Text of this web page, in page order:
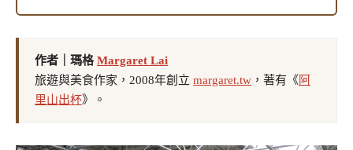
作者｜瑪格Margaret Lai
旅遊與美食作家，2008年創立 margaret.tw ，著有《阿
里山出杯》。